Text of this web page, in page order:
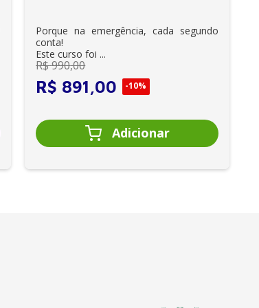
Porque na emergência, cada segundo
conta!
Este curso foi ...
R$990,00
R$ 891,00 -10%